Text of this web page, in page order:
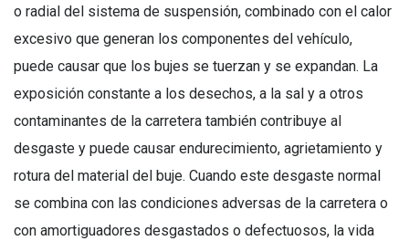
o radial del sistema de suspensión, combinado con el calor
excesivo que generan los componentes del vehículo,
puede causar que los bujes se tuerzan y se expandan. La
exposición constante a los desechos, a la sal y a otros
contaminantes de la carretera también contribuye al
desgaste y puede causar endurecimiento, agrietamiento y
rotura del material del buje. Cuando este desgaste normal
se combina con las condiciones adversas de la carretera o
con amortiguadores desgastados o defectuosos, la vida